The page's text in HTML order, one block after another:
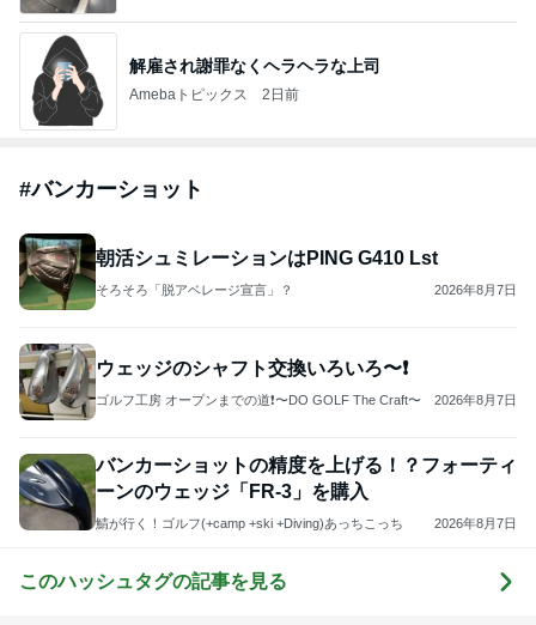
解雇され謝罪なくヘラヘラな上司
Amebaトピックス 2日前
#バンカーショット
朝活シュミレーションはPING G410 Lst
そろそろ「脱アベレージ宣言」？ 2026年8月7日
ウェッジのシャフト交換いろいろ〜❗️
ゴルフ工房 オープンまでの道❗〜DO GOLF The Craft〜 2026年8月7日
バンカーショットの精度を上げる！？フォーティ
ーンのウェッジ「FR-3」を購入
鯖が行く！ゴルフ(+camp +ski +Diving)あっちこっち 2026年8月7日
このハッシュタグの記事を見る